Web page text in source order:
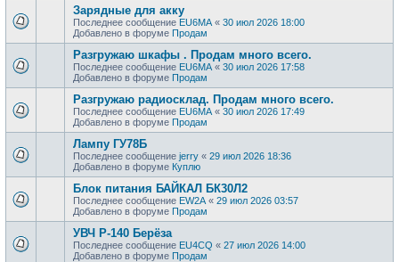
Зарядные для акку
Последнее сообщение EU6MA « 30 июл 2026 18:00
Добавлено в форуме Продам
Разгружаю шкафы . Продам много всего.
Последнее сообщение EU6MA « 30 июл 2026 17:58
Добавлено в форуме Продам
Разгружаю радиосклад. Продам много всего.
Последнее сообщение EU6MA « 30 июл 2026 17:49
Добавлено в форуме Продам
Лампу ГУ78Б
Последнее сообщение jerry « 29 июл 2026 18:36
Добавлено в форуме Куплю
Блок питания БАЙКАЛ БК30Л2
Последнее сообщение EW2A « 29 июл 2026 03:57
Добавлено в форуме Продам
УВЧ Р-140 Берёза
Последнее сообщение EU4CQ « 27 июл 2026 14:00
Добавлено в форуме Продам